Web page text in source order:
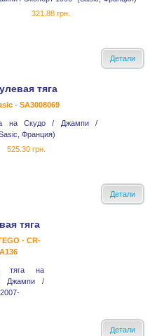
321.88 грн.
Детали
тяга
- SA3008069
на Скудо / Джампи /
Франция)
525.30 грн.
Детали
тяга
- CR-
A136
тяга на
Джампи /
Детали